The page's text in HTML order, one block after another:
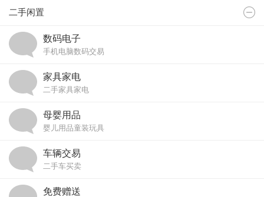
二手闲置
数码电子
手机电脑数码交易
家具家电
二手家具家电
母婴用品
婴儿用品童装玩具
车辆交易
二手车买卖
免费赠送